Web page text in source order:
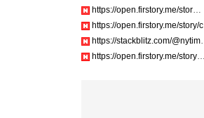
https://open.firstory.me/story/cmsip2pjw1a3701z6ftwa1gpl htt…
https://open.firstory.me/story/cmsiqku8m17ah01yqc4c6208e htt…
https://stackblitz.com/@nytimes/collections/how-to-turn-off-…
https://open.firstory.me/story/cmsiozsiy17o601yk4yp1bpeu htt…